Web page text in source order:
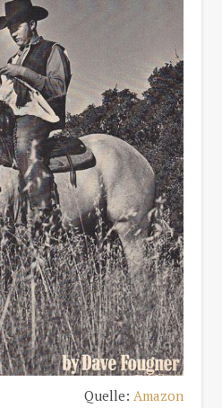
Quelle: Amazon